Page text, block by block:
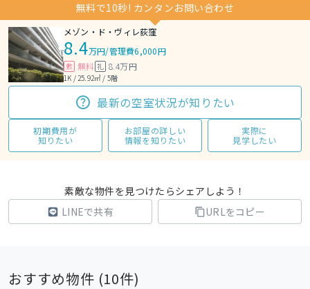
無料で10秒! カンタンお問い合わせ
メゾン・ド・ヴィレ荻窪
8.4万円/管理費6,000円
敷 無料 礼 8.4万円
1K / 25.92㎡ / 5階
最新の空室状況が知りたい
初期費用が
知りたい
お部屋の詳しい
情報を知りたい
実際に
見学したい
素敵な物件を見つけたらシェアしよう！
LINEで共有
URLをコピー
おすすめ物件 (10件)